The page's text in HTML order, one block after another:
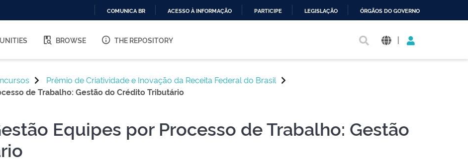
O
COMUNICA BR ACESSO À INFORMAÇÃO PARTICIPE LEGISLAÇÃO ÓRGÃOS DO GOVERNO
BROWSE THE REPOSITORY |
Prêmio de Criatividade e Inovação da Receita Federal do Brasil
de Trabalho: Gestão do Crédito Tributário
Equipes por Processo de Trabalho: Gestão